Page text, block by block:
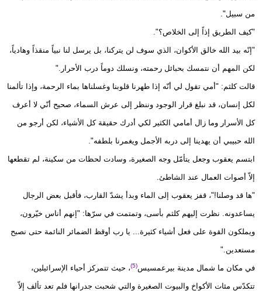
من سبيل".
"كيف الطريق إذاً إلى الخلاص؟".
"إنّه بيد الله خالق الأكوان، الذي سوف لن يتركنا، بل يرسل لنا نبياً منقذاً وهادياً،
لكن المهم أن نتمسك بحبائل رحمته، ونسلك دوماً درب الأحرار."
قالت كلثم: "أمي تقول لي أنّه إذا طهرنا قلوبنا وغسلناها بماء الرحمة، وإذا تألمنا
لكل إنسان، قد نبلغ قرار الوجود وننظر إلى عرش السماء، صحيح أنّي لا أعرف
كل الأسرار وما زال أمامي الكثير لكي أدرك حقيقة كل الأشياء، لكن أرجو من
الله حبيبي أن يهدينا إلى دربه الأجمل ويغمرنا بلطفه".
ابتسم يعقوب وجعل يتأمّل وجه الصغيرة، وسادت لحظات من سكينة، لم تقطعها
إلاّ أصوات العمال عند الشاطئ.
"ها قد وصلنا!"، قفز يعقوب إلى الماء وبدأ يشدّ القارب، فأقبل بعض الرجال
يساعدونه. نظرت إليهم كلثم بأسى، وتمتمت في سرّها: "إنهم أناس خيّرون،
ويملكون القوة على فعل أشياء كثيرة... يا رب أوقظ الضمائر النائمة حتى نصبح
مستعدين."
في مكان ما شمال مدينة بيرعمسيس(5) ، حيث تتمركز أحياء الإسرائيلين،
تتكدّس مئات الأكواخ والبيوت الصغيرة والتي شحبت جدرانها فلم تعد تألف إلاّ